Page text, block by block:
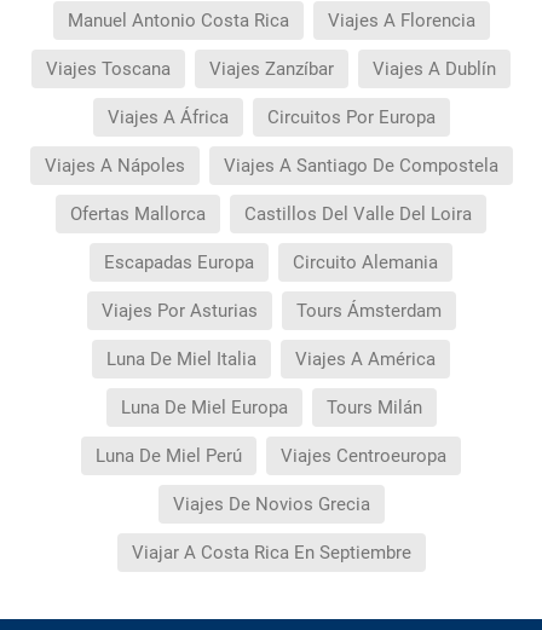
Manuel Antonio Costa Rica Viajes A Florencia
Viajes Toscana Viajes Zanzíbar Viajes A Dublín
Viajes A África Circuitos Por Europa
Viajes A Nápoles Viajes A Santiago De Compostela
Ofertas Mallorca Castillos Del Valle Del Loira
Escapadas Europa Circuito Alemania
Viajes Por Asturias Tours Ámsterdam
Luna De Miel Italia Viajes A América
Luna De Miel Europa Tours Milán
Luna De Miel Perú Viajes Centroeuropa
Viajes De Novios Grecia
Viajar A Costa Rica En Septiembre